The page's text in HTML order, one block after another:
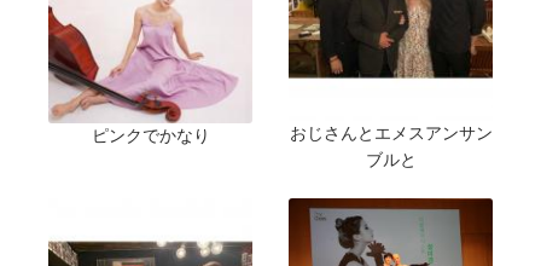
ピンクでかなり
おじさんとエメスアンサン
ブルと